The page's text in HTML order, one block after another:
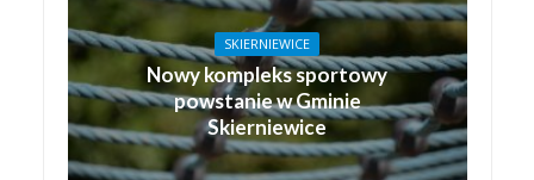
SKIERNIEWICE
Nowy kompleks sportowy
powstanie w Gminie
Skierniewice